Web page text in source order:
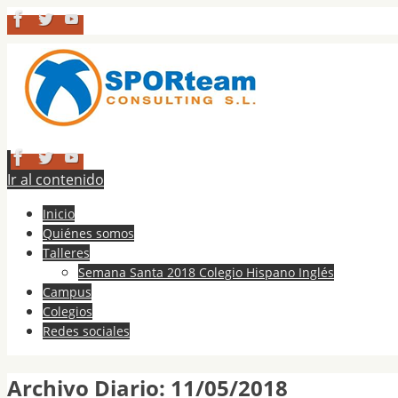
Ir al contenido
Inicio
Quiénes somos
Talleres
Semana Santa 2018 Colegio Hispano Inglés
Campus
Colegios
Redes sociales
Archivo Diario: 11/05/2018